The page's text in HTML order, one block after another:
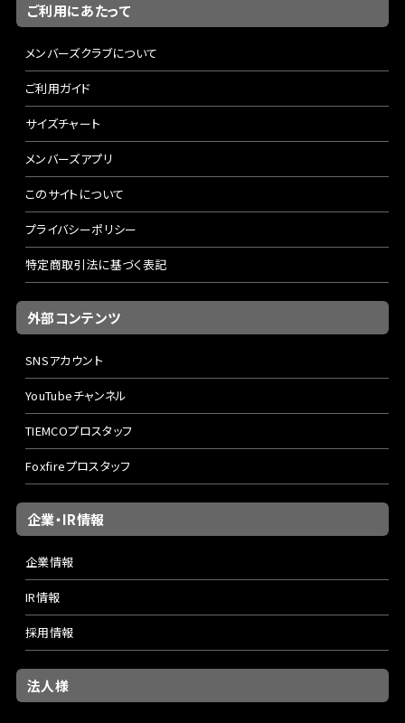
ご利用にあたって
メンバーズクラブについて
ご利用ガイド
サイズチャート
メンバーズアプリ
このサイトについて
プライバシーポリシー
特定商取引法に基づく表記
外部コンテンツ
SNSアカウント
YouTubeチャンネル
TIEMCOプロスタッフ
Foxfireプロスタッフ
企業・IR情報
企業情報
IR情報
採用情報
法人様